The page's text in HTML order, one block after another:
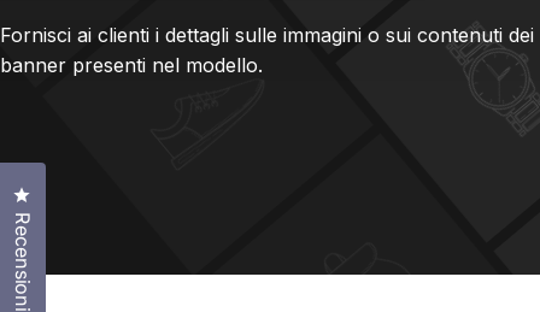
Fornisci ai clienti i dettagli sulle immagini o sui contenuti dei
banner presenti nel modello.
Recensioni
Clicca per aprire la finestra delle recensioni